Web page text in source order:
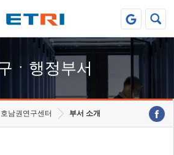
ㆍ행정부서
호남권연구센터 부서 소개